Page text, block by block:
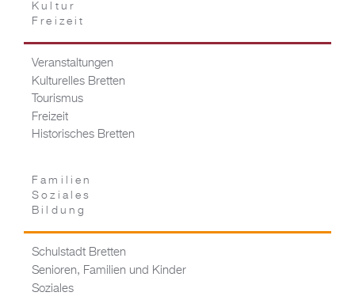
Kultur
Freizeit
Veranstaltungen
Kulturelles Bretten
Tourismus
Freizeit
Historisches Bretten
Familien
Soziales
Bildung
Schulstadt Bretten
Senioren, Familien und Kinder
Soziales